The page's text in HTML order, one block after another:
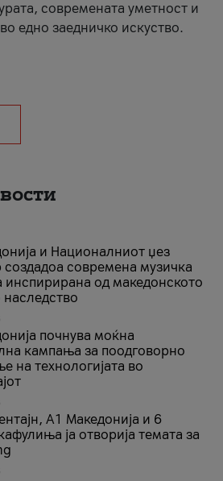
современата уметност и
едно заедничко искуство.
и Националниот џез
создадоа современа музичка
инспирирана од македонското
наследство
почнува моќна
кампања за поодговорно
на технологијата во
A1 Македонија и 6
ја отворија темата за